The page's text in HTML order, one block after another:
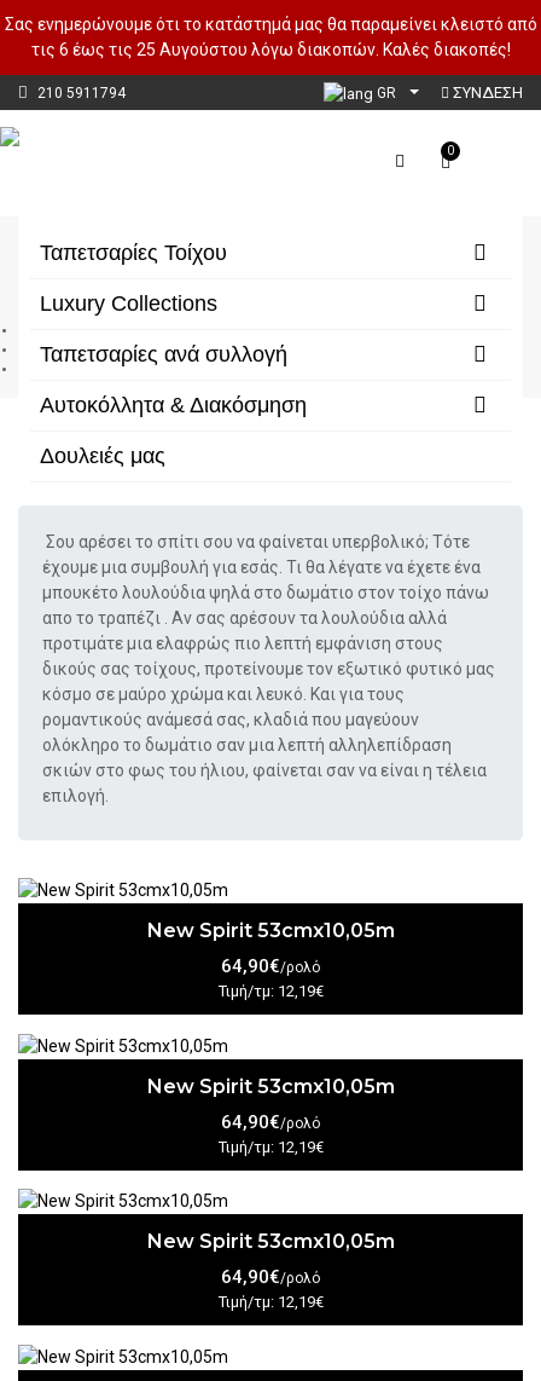
Σας ενημερώνουμε ότι το κατάστημά μας θα παραμείνει κλειστό από
τις 6 έως τις 25 Αυγούστου λόγω διακοπών. Καλές διακοπές!
210 5911794 GR ΣΥΝΔΕΣΗ
Ταπετσαρίες Τοίχου
Luxury Collections
Ταπετσαρίες ανά συλλογή
Αυτοκόλλητα & Διακόσμηση
Δουλειές μας
0
New Spirit
Ταπετσαρίες ανά συλλογή
Φίλτρα/Κατηγορίες
Σου αρέσει το σπίτι σου να φαίνεται υπερβολικό; Τότε
έχουμε μια συμβουλή για εσάς. Τι θα λέγατε να έχετε ένα
μπουκέτο λουλούδια ψηλά στο δωμάτιο στον τοίχο πάνω
απο το τραπέζι . Αν σας αρέσουν τα λουλούδια αλλά
προτιμάτε μια ελαφρώς πιο λεπτή εμφάνιση στους
δικούς σας τοίχους, προτείνουμε τον εξωτικό φυτικό μας
κόσμο σε μαύρο χρώμακαι λευκό. Και για τους
ρομαντικούς ανάμεσά σας, κλαδιά που μαγεύουν
ολόκληρο το δωμάτιο σαν μια λεπτή αλληλεπίδραση
σκιών στο φως του ήλιου, φαίνεται σαν να είναι η τέλεια
επιλογή.
New Spirit 53cmx10,05m
64,90€/ρολό
Τιμή/τμ: 12,19€
New Spirit 53cmx10,05m
64,90€/ρολό
Τιμή/τμ: 12,19€
New Spirit 53cmx10,05m
64,90€/ρολό
Τιμή/τμ: 12,19€